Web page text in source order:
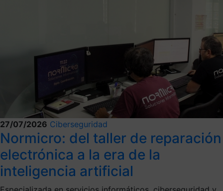
27/07/2026 Ciberseguridad
Normicro: del taller de reparación
electrónica a la era de la
inteligencia artificial